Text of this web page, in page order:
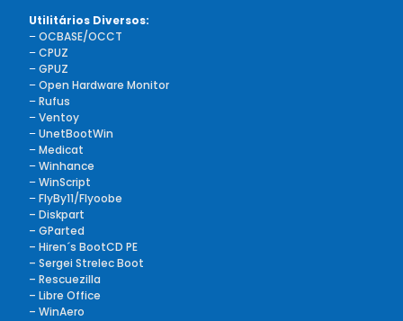
Utilitários Diversos:
–OCBASE/OCCT
–CPUZ
–GPUZ
–Open Hardware Monitor
–Rufus
–Ventoy
–UnetBootWin
–Medicat
–Winhance
–WinScript
–FlyBy11/Flyoobe
– Diskpart
– GParted
– Hiren´s BootCD PE
– Sergei Strelec Boot
– Rescuezilla
– Libre Office
– WinAero